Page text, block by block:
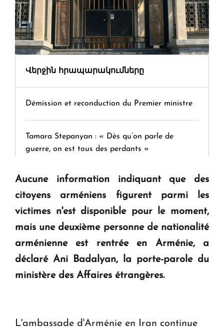
Վերջին հրապարակումները
Démission et reconduction du Premier ministre
Tamara Stepanyan : « Dès qu’on parle de
guerre, on est tous des perdants »
" Tant qu'il n'existe pas d'alternative concrète, la
question d'un référendum ne se pose pas. "
KASA : 30 ans d'audace, de résilience et d'avenir
en Arménie
Le premier hôtel Hyatt Regency d'Arménie
Aucune information indiquant que des
citoyens arméniens figurent parmi les
victimes n'est disponible pour le moment,
mais une deuxième personne de nationalité
arménienne est rentrée en Arménie, a
déclaré Ani Badalyan, la porte-parole du
ministère des Affaires étrangères.
L'ambassade d'Arménie en Iran continue